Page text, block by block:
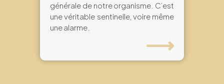
générale de notre organisme. C’est
une véritable sentinelle, voire même
une alarme.
⟶